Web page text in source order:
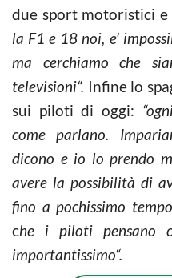
due sport motoristici e
la F1 e 18 noi, e’
ma cerchiamo che
televisioni“. Infine lo
sui piloti di oggi:
come parlano.
dicono e io lo prendo
avere la possibilità di
fino a pochissimo
che i piloti pensano
importantissimo“.